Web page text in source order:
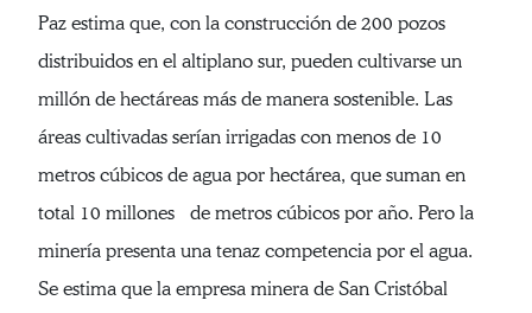
Paz estima que, con la construcción de 200 pozos
distribuidos en el altiplano sur, pueden cultivarse un
millón de hectáreas más de manera sostenible. Las
áreas cultivadas serían irrigadas con menos de 10
metros cúbicos de agua por hectárea, que suman en
total 10 millones de metros cúbicos por año. Pero la
minería presenta una tenaz competencia por el agua.
Se estima que la empresa minera de San Cristóbal